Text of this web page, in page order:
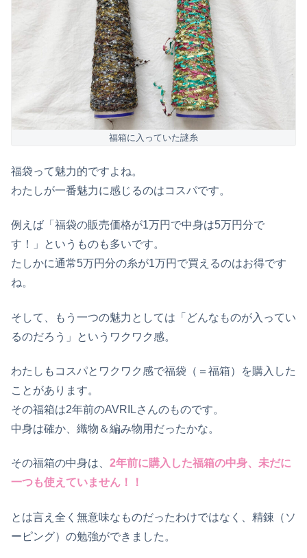
福箱に入っていた謎糸
福袋って魅力的ですよね。
わたしが一番魅力に感じるのはコスパです。
例えば「福袋の販売価格が1万円で中身は5万円分で
す！」というものも多いです。
たしかに通常5万円分の糸が1万円で買えるのはお得です
ね。
そして、もう一つの魅力としては「どんなものが入ってい
るのだろう」というワクワク感。
わたしもコスパとワクワク感で福袋（＝福箱）を購入した
ことがあります。
その福箱は2年前のAVRILさんのものです。
中身は確か、織物＆編み物用だったかな。
その福箱の中身は、 2年前に購入した福箱の中身、未だに
一つも使えていません！！
とは言え全く無意味なものだったわけではなく、精錬（ソ
ーピング）の勉強ができました。